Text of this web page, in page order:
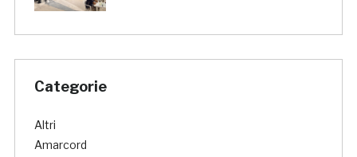
Categorie
Altri
Amarcord